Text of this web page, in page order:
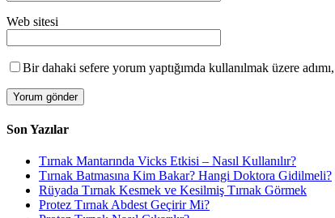
Web sitesi
Bir dahaki sefere yorum yaptığımda kullanılmak üzere
Son Yazılar
Tırnak Mantarında Vicks Etkisi – Nasıl Kullanılır?
Tırnak Batmasına Kim Bakar? Hangi Doktora Gidilmeli?
Rüyada Tırnak Kesmek ve Kesilmiş Tırnak Görmek
Protez Tırnak Abdest Geçirir Mi?